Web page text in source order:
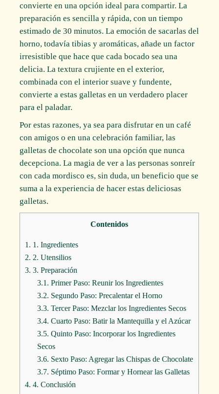
convierte en una opción ideal para compartir. La
preparación es sencilla y rápida, con un tiempo
estimado de 30 minutos. La emoción de sacarlas del
horno, todavía tibias y aromáticas, añade un factor
irresistible que hace que cada bocado sea una
delicia. La textura crujiente en el exterior,
combinada con el interior suave y fundente,
convierte a estas galletas en un verdadero placer
para el paladar.
Por estas razones, ya sea para disfrutar en un café
con amigos o en una celebración familiar, las
galletas de chocolate son una opción que nunca
decepciona. La magia de ver a las personas sonreír
con cada mordisco es, sin duda, un beneficio que se
suma a la experiencia de hacer estas deliciosas
galletas.
Contenidos
1. 1. Ingredientes
2. 2. Utensilios
3. 3. Preparación
3.1. Primer Paso: Reunir los Ingredientes
3.2. Segundo Paso: Precalentar el Horno
3.3. Tercer Paso: Mezclar los Ingredientes Secos
3.4. Cuarto Paso: Batir la Mantequilla y el Azúcar
3.5. Quinto Paso: Incorporar los Ingredientes
Secos
3.6. Sexto Paso: Agregar las Chispas de Chocolate
3.7. Séptimo Paso: Formar y Hornear las Galletas
4. 4. Conclusión